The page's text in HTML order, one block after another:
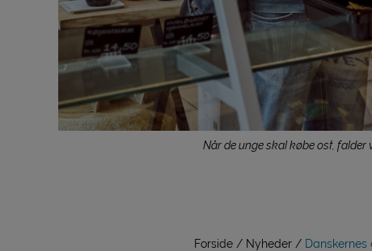
Når de unge skal købe ost,
Forside Nyheder